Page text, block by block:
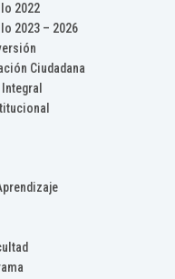
2022
2023 – 2026
Ciudadana